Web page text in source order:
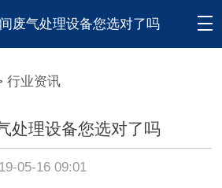
废气处理设备您选对了吗
行业资讯
处理设备您选对了吗
05-16 09:01